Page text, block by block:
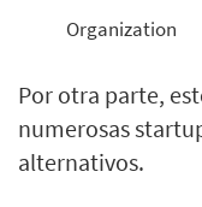
Organization
Por otra parte,
numerosas
alternativos.